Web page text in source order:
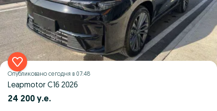
Опубликовано сегодня в 07:48
Leapmotor C16 2026
24 200 у.е.